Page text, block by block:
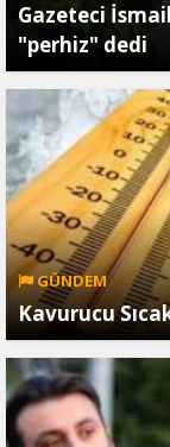
Gazeteci
"perhiz" dedi
GÜNDEM
Kavurucu